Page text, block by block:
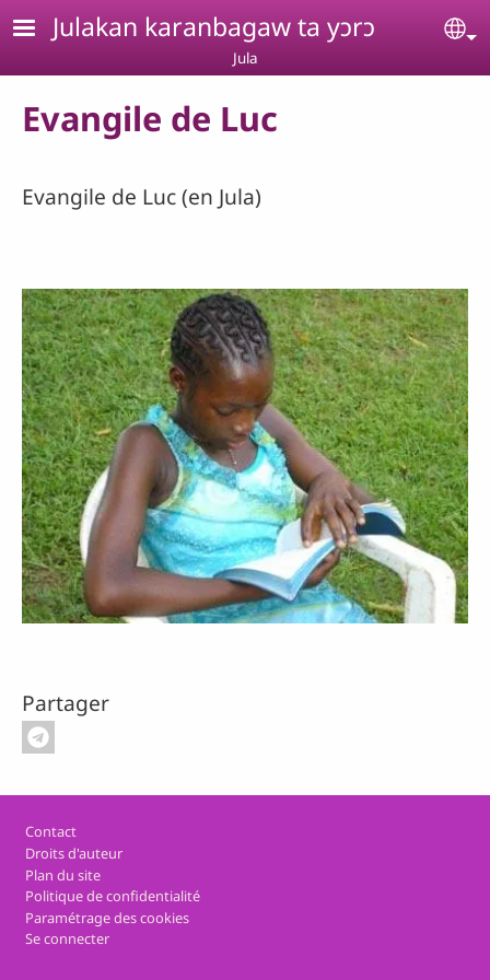
Aller au contenu principal
Julakan karanbagaw ta yɔrɔ
Jula
Evangile de Luc
Evangile de Luc (en Jula)
Partager
Pied de page
Contact
Droits d'auteur
Plan du site
Politique de confidentialité
Paramétrage des cookies
Se connecter